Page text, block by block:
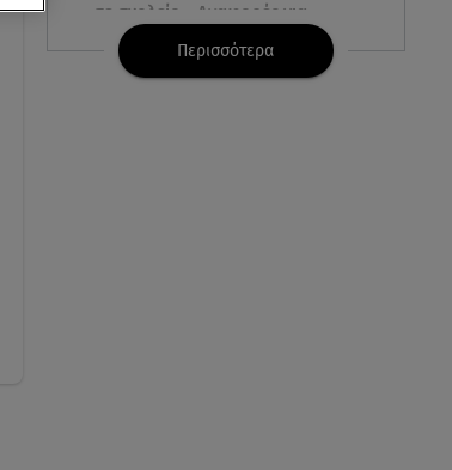
σε σχολείο - Αναφορές για
νεκρούς
Περισσότερα